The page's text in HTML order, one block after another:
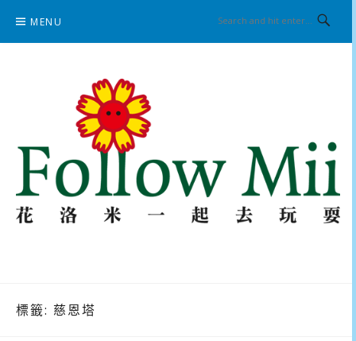
content
MENU
標籤: 慈恩塔